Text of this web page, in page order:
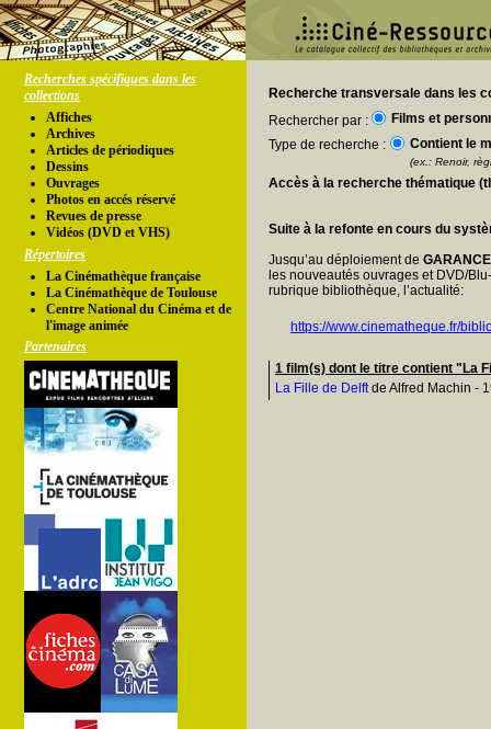
Recherches spécifiques dans les
collections
Affiches
Archives
Articles de périodiques
Dessins
Ouvrages
Photos en accés réservé
Revues de presse
Vidéos (DVD et VHS)
Répertoires
La Cinémathèque française
La Cinémathèque de Toulouse
Centre National du Cinéma et de
l'image animée
Partenaires
Recherche transversale dans les
Rechercher par :
Films et
Type de recherche :
Contient le
(ex.: Renoir,
Accès à la recherche thématique
Suite à la refonte en cours du
Jusqu’au déploiement de
les nouveautés ouvrages et DVD/
rubrique bibliothèque, l’actualité:
https://www.cinematheque.fr/
1 film(s) dont le titre contient "La
La Fille de Delftde Alfred Machin -